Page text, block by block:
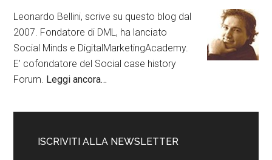
Leonardo Bellini, scrive su questo blog dal
2007. Fondatore di DML, ha lanciato
Social Minds e DigitalMarketingAcademy.
E' cofondatore del Social case history
Forum. Leggi ancora…
ISCRIVITI ALLA NEWSLETTER